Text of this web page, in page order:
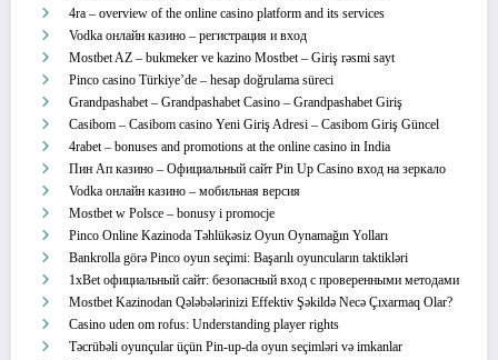
4ra – overview of the online casino platform and its services
Vodka онлайн казино – регистрация и вход
Mostbet AZ – bukmeker ve kazino Mostbet – Giriş rəsmi sayt
Pinco casino Türkiye’de – hesap doğrulama süreci
Grandpashabet – Grandpashabet Casino – Grandpashabet Giriş
Casibom – Casibom casino Yeni Giriş Adresi – Casibom Giriş Güncel
4rabet – bonuses and promotions at the online casino in India
Пин Ап казино – Официальный сайт Pin Up Casino вход на зеркало
Vodka онлайн казино – мобильная версия
Mostbet w Polsce – bonusy i promocje
Pinco Online Kazinoda Təhlükəsiz Oyun Oynamağın Yolları
Bankrolla görə Pinco oyun seçimi: Başarılı oyuncuların taktikləri
1xBet официальный сайт: безопасный вход с проверенными методами
Mostbet Kazinodan Qələbələrinizi Effektiv Şəkildə Necə Çıxarmaq Olar?
Casino uden om rofus: Understanding player rights
Təcrübəli oyunçular üçün Pin-up-da oyun seçimləri və imkanlar